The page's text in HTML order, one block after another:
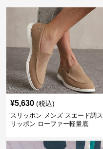
¥5,630 (税込)
スリッポン メンズ スエード調ス
リッポン ローファー軽量底